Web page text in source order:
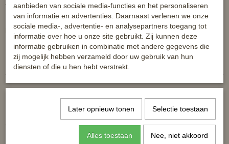
- Accenten in contrasterende kleuren
Maatadvies: val normaal tot wat ruimer. Bij twijfel kunt u een maat
kleiner kiezen.
Reacties
aanbieden van sociale media-functies en het personaliseren
van informatie en advertenties. Daarnaast verlenen we onze
sociale media-, advertentie- en analysepartners toegang tot
informatie over hoe u onze site gebruikt. Zij kunnen deze
informatie gebruiken in combinatie met andere gegevens die
zij mogelijk hebben verzameld door uw gebruik van hun
diensten of die u hen hebt verstrekt.
Later opnieuw tonen Selectie toestaan
Alles toestaan Nee, niet akkoord